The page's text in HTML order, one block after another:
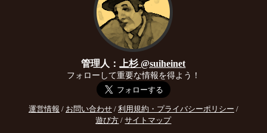
管理人：上杉 @suiheinet
フォローして重要な情報を得よう！
運営情報 / お問い合わせ/ 利用規約・プライバシーポリシー /
遊び方 /サイトマップ